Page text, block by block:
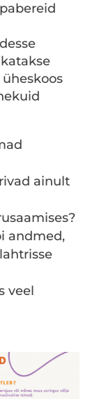
ainult
andmed,
veel